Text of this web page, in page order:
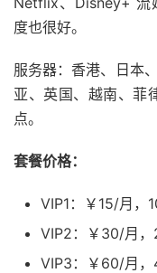
度也很好。
服务器：香港、日本
亚、英国、越南、菲
点。
套餐价格：
VIP1：￥15/月，
VIP2：￥30/月，
VIP3：￥60/月，